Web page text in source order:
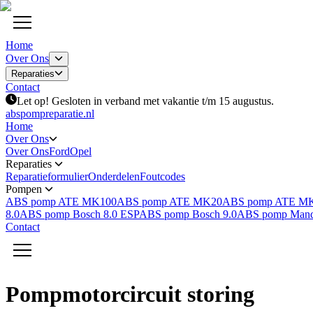
Home
Over Ons
Reparaties
Contact
Let op! Gesloten in verband met vakantie t/m 15 augustus.
abspompreparatie.nl
Home
Over Ons
Over OnsFordOpel
Reparaties
ReparatieformulierOnderdelenFoutcodes
Pompen
ABS pomp ATE MK100ABS pomp ATE MK20ABS pomp ATE
8.0ABS pomp Bosch 8.0 ESPABS pomp Bosch 9.0ABS pomp
Contact
Pompmotorcircuit storing